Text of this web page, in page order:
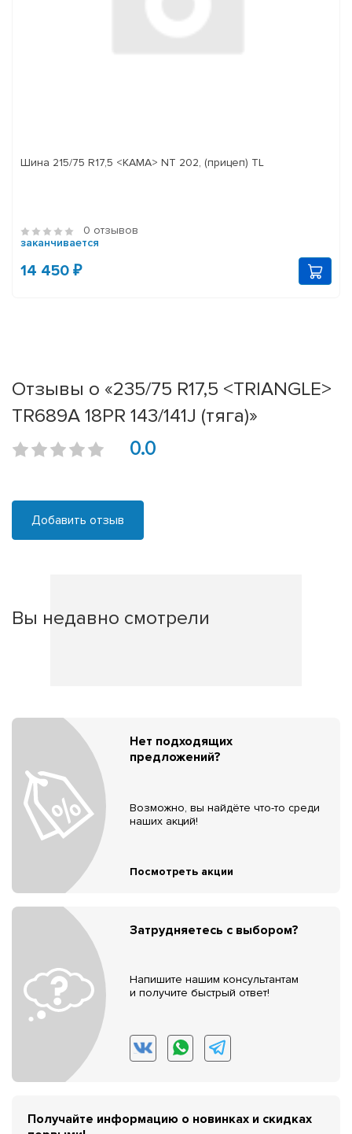
Шина 215/75 R17,5 <КАМА> NT 202, (прицеп) TL
0 отзывов
заканчивается
14 450 ₽
Отзывы о «235/75 R17,5 <TRIANGLE>
TR689A 18PR 143/141J (тяга)»
0.0
Добавить отзыв
Вы недавно смотрели
Нет подходящих
предложений?
Возможно, вы найдёте что-то среди
наших акций!
Посмотреть акции
Затрудняетесь с выбором?
Напишите нашим консультантам
и получите быстрый ответ!
Получайте информацию о новинках и скидках